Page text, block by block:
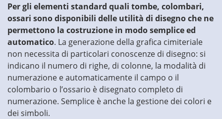
Per gli elementi standard quali tombe, colombari,
ossari sono disponibili delle utilità di disegno che ne
permettono la costruzione in modo semplice ed
automatico. La generazione della grafica cimiteriale
non necessita di particolari conoscenze di disegno: si
indicano il numero di righe, di colonne, la modalità di
numerazione e automaticamente il campo o il
colombario o l’ossario è disegnato completo di
numerazione. Semplice è anche la gestione dei colori e
dei simboli.